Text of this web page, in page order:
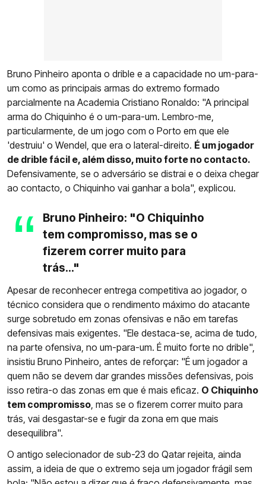
Bruno Pinheiro aponta o drible e a capacidade no um-para-
um como as principais armas do extremo formado
parcialmente na Academia Cristiano Ronaldo: "A principal
arma do Chiquinho é o um-para-um. Lembro-me,
particularmente, de um jogo com o Porto em que ele
'destruiu' o Wendel, que era o lateral-direito. É um jogador
de drible fácil e, além disso, muito forte no contacto.
Defensivamente, se o adversário se distrai e o deixa chegar
ao contacto, o Chiquinho vai ganhar a bola", explicou.
Bruno Pinheiro: "O Chiquinho
tem compromisso, mas se o
fizerem correr muito para
trás..."
Apesar de reconhecer entrega competitiva ao jogador, o
técnico considera que o rendimento máximo do atacante
surge sobretudo em zonas ofensivas e não em tarefas
defensivas mais exigentes. "Ele destaca-se, acima de tudo,
na parte ofensiva, no um-para-um. É muito forte no drible",
insistiu Bruno Pinheiro, antes de reforçar: "É um jogador a
quem não se devem dar grandes missões defensivas, pois
isso retira-o das zonas em que é mais eficaz. O Chiquinho
tem compromisso, mas se o fizerem correr muito para
trás, vai desgastar-se e fugir da zona em que mais
desequilibra".
O antigo selecionador de sub-23 do Qatar rejeita, ainda
assim, a ideia de que o extremo seja um jogador frágil sem